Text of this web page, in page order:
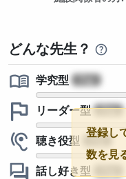
どんな先生？
学究型
?
リーダー型
?
聴き役型
?
話し好き型
登録し
数を見